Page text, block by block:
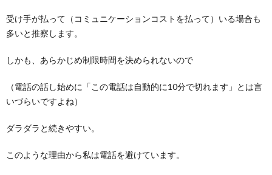
受け手が払って（コミュニケーションコストを払って）いる場合も
多いと推察します。
しかも、あらかじめ制限時間を決められないので
（電話の話し始めに「この電話は自動的に10分で切れます」とは言
いづらいですよね）
ダラダラと続きやすい。
このような理由から私は電話を避けています。